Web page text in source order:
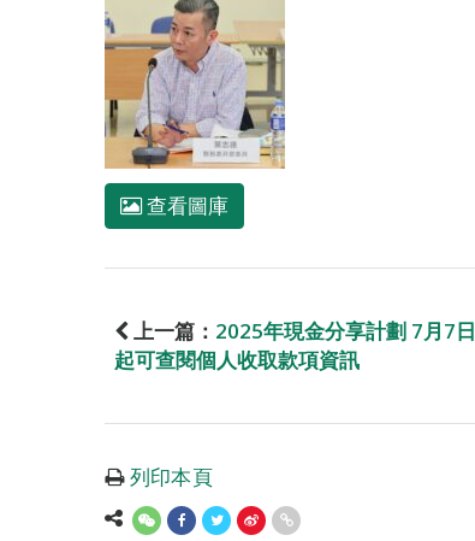
查看圖庫
上一篇： 2025年現金分享計劃 7月7日
起可查閱個人收取款項資訊
列印本頁